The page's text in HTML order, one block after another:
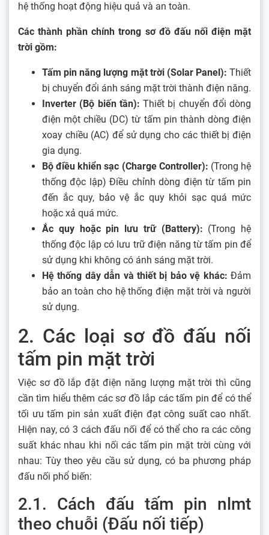
hệ thống hoạt động hiệu quả và an toàn.
Các thành phần chính trong sơ đồ đấu nối điện mặt
trời gồm:
Tấm pin năng lượng mặt trời (Solar Panel): Thiết
bị chuyển đổi ánh sáng mặt trời thành điện năng.
Inverter (Bộ biến tần): Thiết bị chuyển đổi dòng
điện một chiều (DC) từ tấm pin thành dòng điện
xoay chiều (AC) để sử dụng cho các thiết bị điện
gia dụng.
Bộ điều khiển sạc (Charge Controller): (Trong hệ
thống độc lập) Điều chỉnh dòng điện từ tấm pin
đến ắc quy, bảo vệ ắc quy khỏi sạc quá mức
hoặc xả quá mức.
Ắc quy hoặc pin lưu trữ (Battery): (Trong hệ
thống độc lập có lưu trữ điện năng từ tấm pin để
sử dụng khi không có ánh sáng mặt trời.
Hệ thống dây dẫn và thiết bị bảo vệ khác: Đảm
bảo an toàn cho hệ thống điện mặt trời và người
sử dụng.
2. Các loại sơ đồ đấu nối
tấm pin mặt trời
Việc sơ đồ lắp đặt điện năng lượng mặt trời thì cũng
cần tìm hiểu thêm các sơ đồ lắp các tấm pin để có thể
tối ưu tấm pin sản xuất điện đạt công suất cao nhất.
Hiện nay, có 3 cách đấu nối để có thể cho ra các công
suất khác nhau khi nối các tấm pin mặt trời cùng với
nhau: Tùy theo yêu cầu sử dụng, có ba phương pháp
đấu nối phổ biến:
2.1. Cách đấu tấm pin nlmt
theo chuỗi (Đấu nối tiếp)